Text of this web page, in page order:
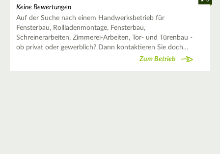
Keine Bewertungen
Auf der Suche nach einem Handwerksbetrieb für
Fensterbau, Rollladenmontage, Fensterbau,
Schreinerarbeiten, Zimmerei-Arbeiten, Tor- und Türenbau -
ob privat oder gewerblich? Dann kontaktieren Sie doch…
Zum Betrieb